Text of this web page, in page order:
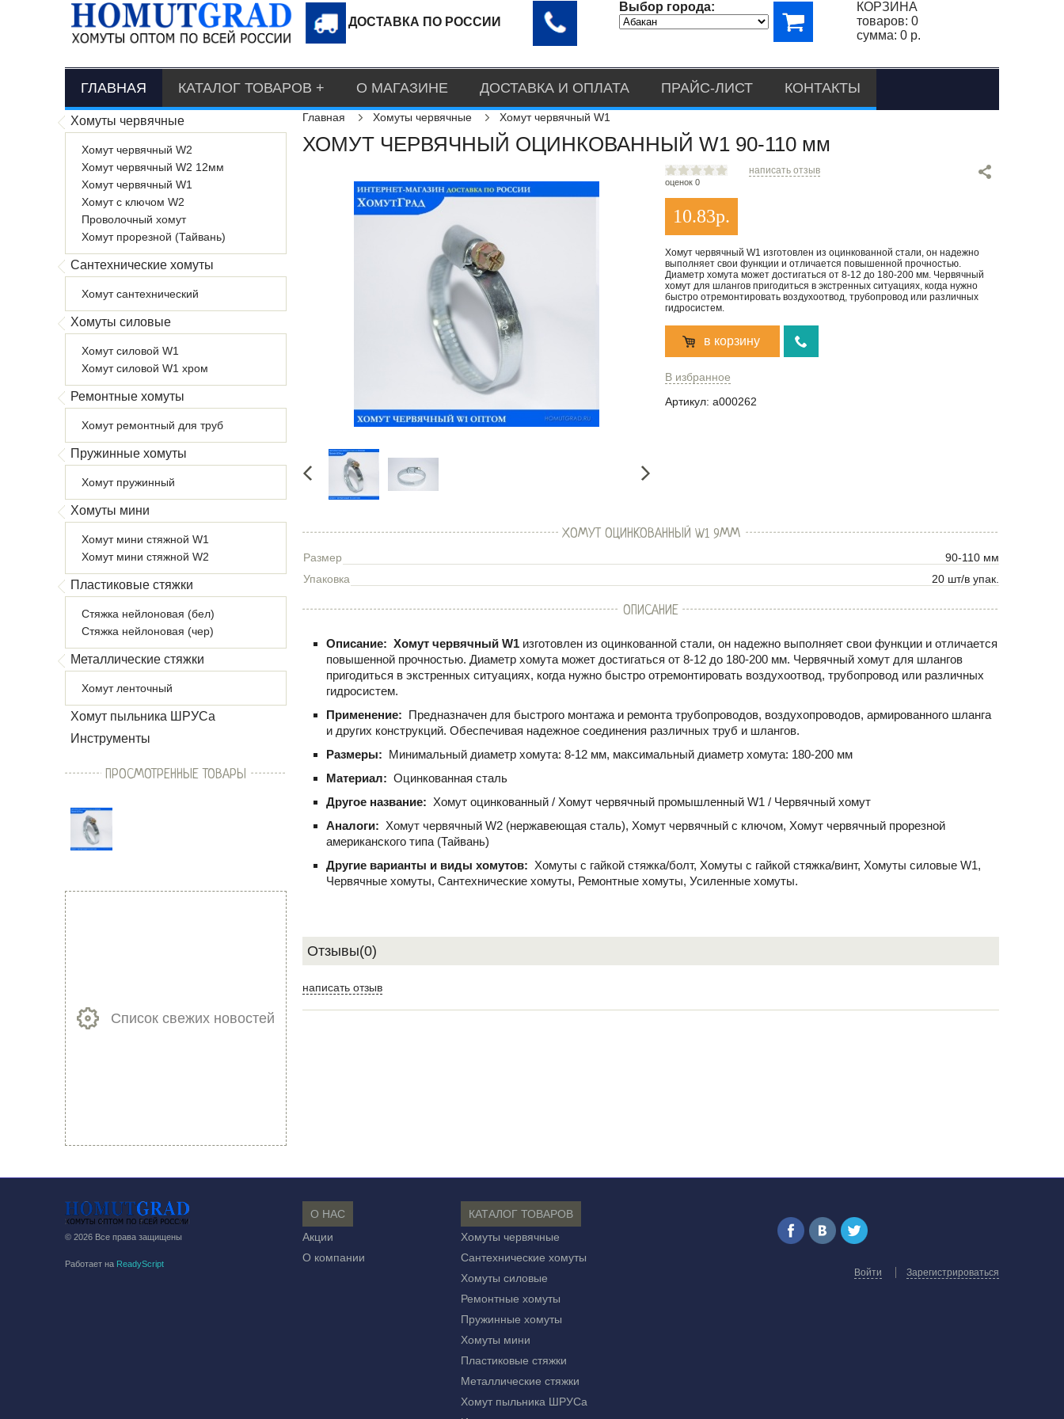
ДОСТАВКА ПО РОССИИ
Выбор города:
КОРЗИНА
товаров: 0
сумма: 0 р.
ГЛАВНАЯ КАТАЛОГ ТОВАРОВ О МАГАЗИНЕ ДОСТАВКА И ОПЛАТА ПРАЙС-ЛИСТ КОНТАКТЫ
Хомуты червячные
Хомут червячный W2
Хомут червячный W2 12мм
Хомут червячный W1
Хомут с ключом W2
Проволочный хомут
Хомут прорезной (Тайвань)
Сантехнические хомуты
Хомут сантехнический
Хомуты силовые
Хомут силовой W1
Хомут силовой W1 хром
Ремонтные хомуты
Хомут ремонтный для труб
Пружинные хомуты
Хомут пружинный
Хомуты мини
Хомут мини стяжной W1
Хомут мини стяжной W2
Пластиковые стяжки
Стяжка нейлоновая (бел)
Стяжка нейлоновая (чер)
Металлические стяжки
Хомут ленточный
Хомут пыльника ШРУСа
Инструменты
Главная Хомуты червячные Хомут червячный W1
ХОМУТ ЧЕРВЯЧНЫЙ ОЦИНКОВАННЫЙ W1 90-110 мм
оценок 0
написать отзыв
10.83р.
Хомут червячный W1 изготовлен из оцинкованной стали, он надежно
выполняет свои функции и отличается повышенной прочностью.
Диаметр хомута может достигаться от 8-12 до 180-200 мм. Червячный
хомут для шлангов пригодиться в экстренных ситуациях, когда нужно
быстро отремонтировать воздухоотвод, трубопровод или различных
гидросистем.
в корзину
В избранное
Артикул: a000262
ХОМУТ ОЦИНКОВАННЫЙ W1 9ММ
Размер
90-110 мм
Упаковка
20 шт/в упак.
ОПИСАНИЕ
Описание: Хомут червячный W1 изготовлен из оцинкованной стали, он надежно выполняет свои функции и отличается
повышенной прочностью. Диаметр хомута может достигаться от 8-12 до 180-200 мм. Червячный хомут для шлангов
пригодиться в экстренных ситуациях, когда нужно быстро отремонтировать воздухоотвод, трубопровод или различных
гидросистем.
Применение: Предназначен для быстрого монтажа и ремонта трубопроводов, воздухопроводов, армированного шланга
и других конструкций. Обеспечивая надежное соединения различных труб и шлангов.
Размеры: Минимальный диаметр хомута: 8-12 мм, максимальный диаметр хомута: 180-200 мм
Материал: Оцинкованная сталь
Другое название: Хомут оцинкованный / Хомут червячный промышленный W1 / Червячный хомут
Аналоги: Хомут червячный W2 (нержавеющая сталь), Хомут червячный с ключом, Хомут червячный прорезной
американского типа (Тайвань)
Другие варианты и виды хомутов: Хомуты с гайкой стяжка/болт, Хомуты с гайкой стяжка/винт, Хомуты силовые W1,
Червячные хомуты, Сантехнические хомуты, Ремонтные хомуты, Усиленные хомуты.
Отзывы(0)
написать отзыв
ПРОСМОТРЕННЫЕ ТОВАРЫ
Список свежих новостей
© 2026 Все права защищены
Работает на ReadyScript
О НАС
Акции
О компании
КАТАЛОГ ТОВАРОВ
Хомуты червячные
Сантехнические хомуты
Хомуты силовые
Ремонтные хомуты
Пружинные хомуты
Хомуты мини
Пластиковые стяжки
Металлические стяжки
Хомут пыльника ШРУСа
Войти Зарегистрироваться